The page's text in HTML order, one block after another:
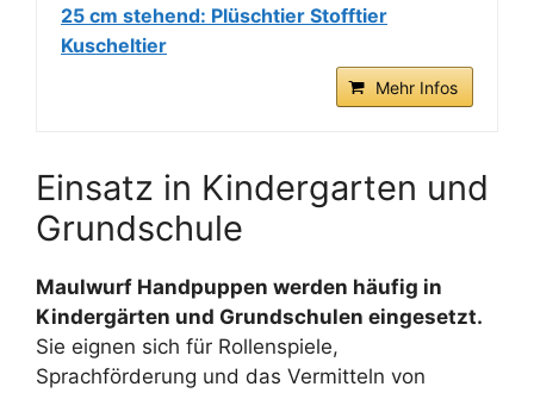
25 cm stehend: Plüschtier Stofftier
Kuscheltier
Mehr Infos
Einsatz in Kindergarten und
Grundschule
Maulwurf Handpuppen werden häufig in
Kindergärten und Grundschulen eingesetzt.
Sie eignen sich für Rollenspiele,
Sprachförderung und das Vermitteln von